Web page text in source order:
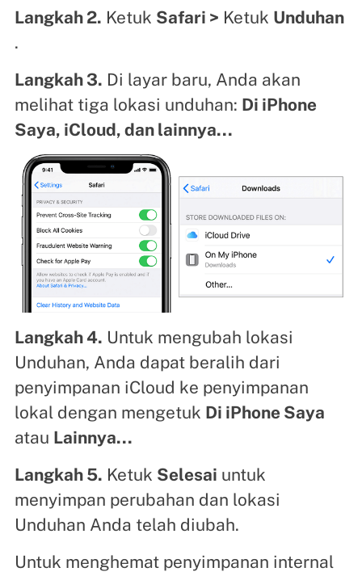
Langkah 2. Ketuk Safari > Ketuk Unduhan
.
Langkah 3. Di layar baru, Anda akan
melihat tiga lokasi unduhan: Di iPhone
Saya, iCloud, dan lainnya...
Langkah 4. Untuk mengubah lokasi
Unduhan, Anda dapat beralih dari
penyimpanan iCloud ke penyimpanan
lokal dengan mengetuk Di iPhone Saya
atau Lainnya...
Langkah 5. Ketuk Selesai untuk
menyimpan perubahan dan lokasi
Unduhan Anda telah diubah.
Untuk menghemat penyimpanan internal